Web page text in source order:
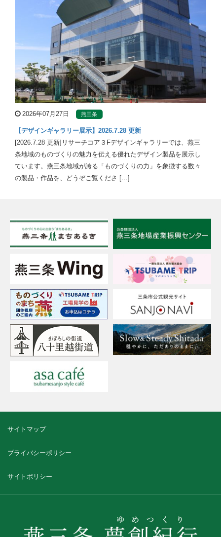
2026年07月27日 燕三条
【デザインギャラリー展示】2026.7.28 更新
[2026.7.28 更新]リサーチコア３Fデザインギャラリーでは、燕三
条地域のものづくりの魅力を伝える優れたデザイン製品を展示し
ています。燕三条地域が誇る「ものづくりの力」を象徴する数々
の製品・作品を、どうぞご覧くださ […]
サイトマップ
プライバシーポリシー
サイトポリシー